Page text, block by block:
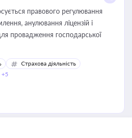
правового регулювання
анулювання ліцензій і
провадження господарської
Страхова діяльність
+5